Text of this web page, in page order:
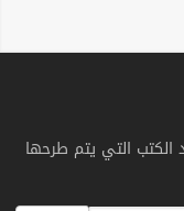
الكتب التي يتم طرحها